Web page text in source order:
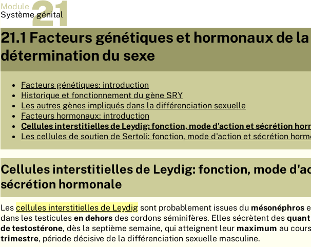
Module 21
Système génital
21.1 Facteurs génétiques et hormonaux de la
détermination du sexe
Facteurs génétiques: introduction
Historique et fonctionnement du gène SRY
Les autres gènes impliqués dans la différenciation sexuelle
Facteurs hormonaux: introduction
Cellules interstitielles de Leydig: fonction, mode d'action et sécrétion
Les cellules de soutien de Sertoli: fonction, mode d'action et sécrétion
Cellules interstitielles de Leydig: fonction, mode
sécrétion hormonale
Les cellules interstitielles de Leydig sont probablement issues du mésonéphros
dans les testicules en dehors des cordons séminifères. Elles sécrètent des
de testostérone, dès la septième semaine, qui atteignent leur maximum au
trimestre, période décisive de la différenciation sexuelle masculine.